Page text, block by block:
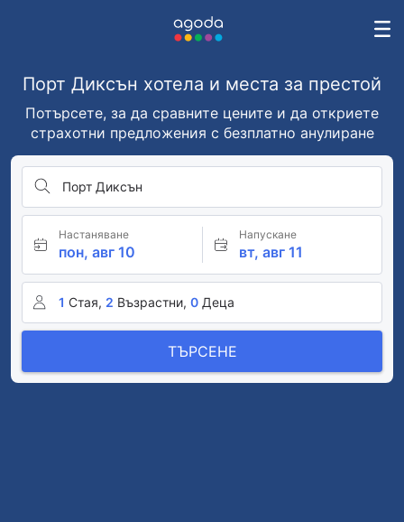
Порт Диксън хотела и места за престой
Потърсете, за да сравните цените и да откриете
страхотни предложения с безплатно анулиране
Порт Диксън
Настаняване
пон, авг 10
Напускане
вт, авг 11
1 Стая, 2 Възрастни, 0 Деца
ТЪРСЕНЕ